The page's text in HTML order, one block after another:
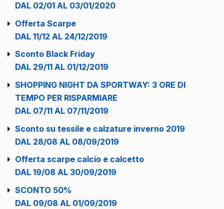
DAL 02/01 AL 03/01/2020
Offerta Scarpe
DAL 11/12 AL 24/12/2019
Sconto Black Friday
DAL 29/11 AL 01/12/2019
SHOPPING NIGHT DA SPORTWAY: 3 ORE DI
TEMPO PER RISPARMIARE
DAL 07/11 AL 07/11/2019
Sconto su tessile e calzature inverno 2019
DAL 28/08 AL 08/09/2019
Offerta scarpe calcio e calcetto
DAL 19/08 AL 30/09/2019
SCONTO 50%
DAL 09/08 AL 01/09/2019